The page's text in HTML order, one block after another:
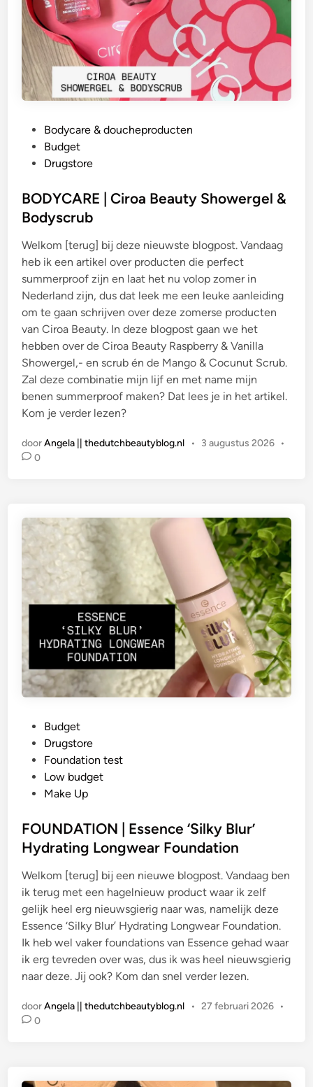
a
a
s
t
i
n
Bodycare & doucheproducten
Budget
Drugstore
BODYCARE | Ciroa Beauty Showergel &
Bodyscrub
Welkom [terug] bij deze nieuwste blogpost. Vandaag
heb ik een artikel over producten die perfect
summerproof zijn en laat het nu volop zomer in
Nederland zijn, dus dat leek me een leuke aanleiding
om te gaan schrijven over deze zomerse producten
van Ciroa Beauty. In deze blogpost gaan we het
hebben over de Ciroa Beauty Raspberry & Vanilla
Showergel,- en scrub én de Mango & Cocunut Scrub.
Zal deze combinatie mijn lijf en met name mijn
benen summerproof maken? Dat lees je in het artikel.
Kom je verder lezen?
doorAngela || thedutchbeautyblog.nl • 3 augustus 2026 •
0
t
s
i
n
Budget
Drugstore
Foundation test
Low budget
Make Up
FOUNDATION | Essence ‘Silky Blur’
Hydrating Longwear Foundation
Welkom [terug] bij een nieuwe blogpost. Vandaag ben
ik terug met een hagelnieuw product waar ik zelf
gelijk heel erg nieuwsgierig naar was, namelijk deze
Essence ‘Silky Blur’ Hydrating Longwear Foundation.
Ik heb wel vaker foundations van Essence gehad waar
ik erg tevreden over was, dus ik was heel nieuwsgierig
naar deze. Jij ook? Kom dan snel verder lezen.
doorAngela || thedutchbeautyblog.nl • 27 februari 2026 •
0